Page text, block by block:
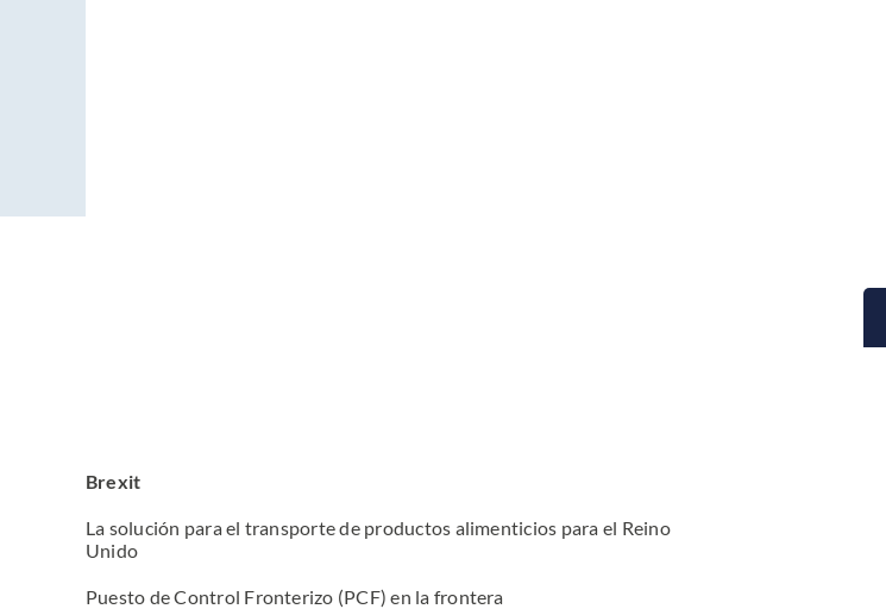
Brexit
La solución para el transporte de productos alimenticios para el Reino
Unido
Puesto de Control Fronterizo (PCF) en la frontera